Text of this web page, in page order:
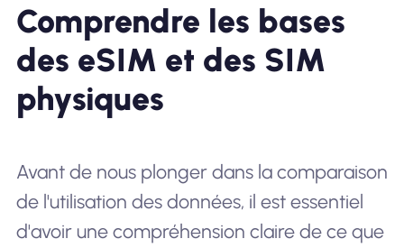
Comprendre les bases
des eSIM et des SIM
physiques
Avant de nous plonger dans la comparaison
de l'utilisation des données, il est essentiel
d'avoir une compréhension claire de ce que